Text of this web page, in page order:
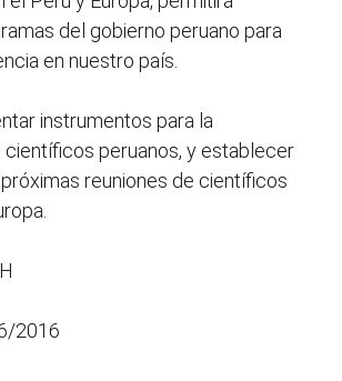
del gobierno peruano para
en nuestro país.
instrumentos para la
científicos peruanos, y establecer
próximas reuniones de científicos
2016